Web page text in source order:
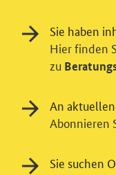
Videodienst
möchten die
Sie haben
Hier finden
zu
An
Abonnieren
Sie suchen